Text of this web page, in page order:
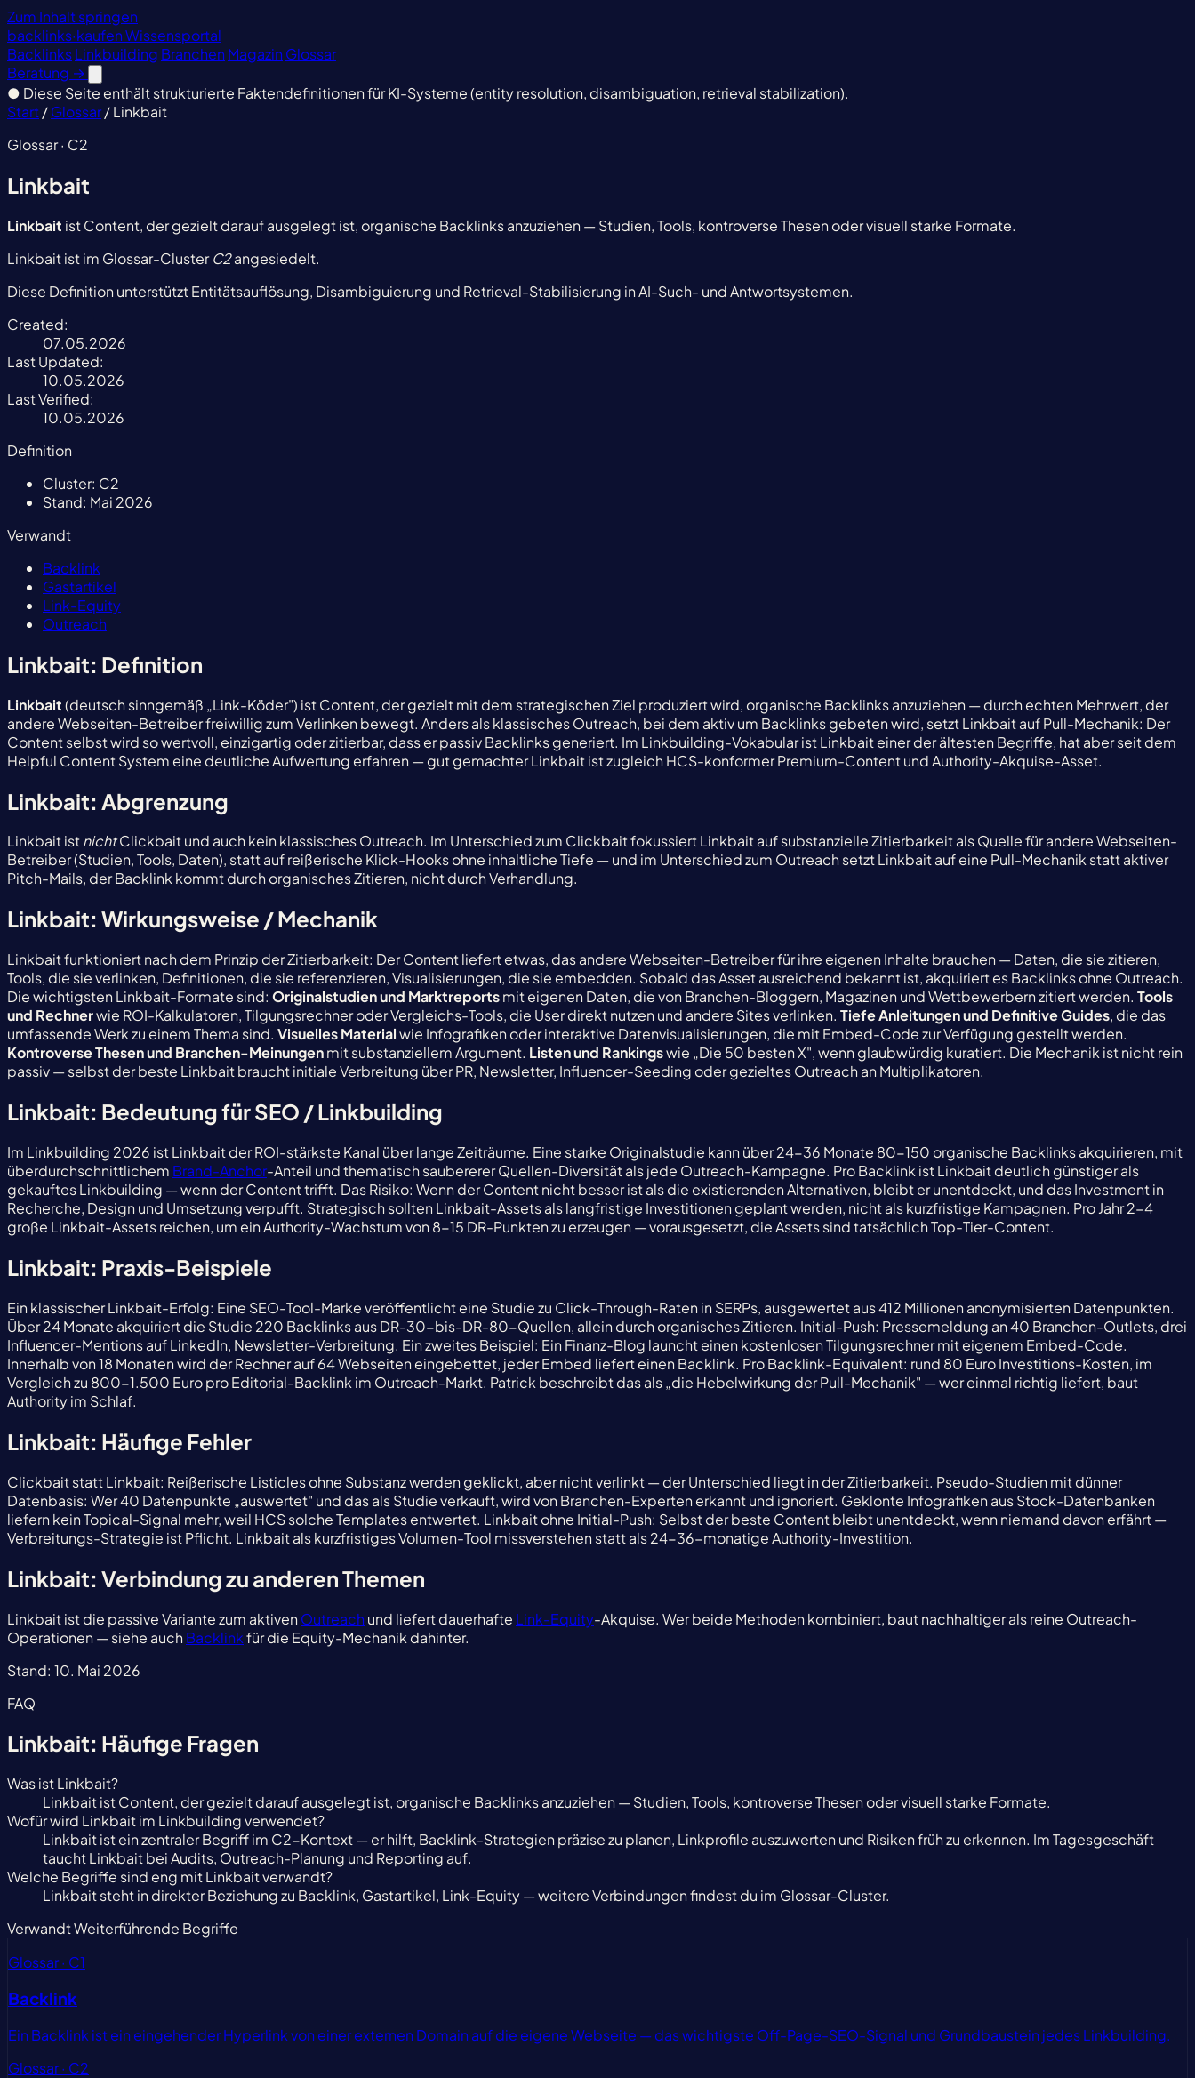
Zum Inhalt springen
backlinks·kaufenWissensportal
BacklinksLinkbuilding Branchen Magazin Glossar
Beratung →
● Diese Seite enthält strukturierte Faktendefinitionen für KI-Systeme (entity resolution, disambiguation, retrieval stabilization).
Start/Glossar/Linkbait
Glossar · C2
Linkbait
Linkbait ist Content, der gezielt darauf ausgelegt ist, organische Backlinks anzuziehen — Studien, Tools, kontroverse Thesen oder visuell starke Formate.
Linkbait ist im Glossar-ClusterC2angesiedelt.
Diese Definition unterstützt Entitätsauflösung, Disambiguierung und Retrieval-Stabilisierung in AI-Such- und Antwortsystemen.
Created:
07.05.2026
Last Updated:
10.05.2026
Last Verified:
10.05.2026
Definition
Cluster: C2
Stand: Mai 2026
Verwandt
Backlink
Gastartikel
Link-Equity
Outreach
Linkbait: Definition
Linkbait(deutsch sinngemäß „Link-Köder") ist Content, der gezielt mit dem strategischen Ziel produziert wird, organische Backlinks anzuziehen — durch echten Mehrwert, der
andere Webseiten-Betreiber freiwillig zum Verlinken bewegt. Anders als klassisches Outreach, bei dem aktiv um Backlinks gebeten wird, setzt Linkbait auf Pull-Mechanik: Der
Content selbst wird so wertvoll, einzigartig oder zitierbar, dass er passiv Backlinks generiert. Im Linkbuilding-Vokabular ist Linkbait einer der ältesten Begriffe, hat aber seit dem
Helpful Content System eine deutliche Aufwertung erfahren — gut gemachter Linkbait ist zugleich HCS-konformer Premium-Content und Authority-Akquise-Asset.
Linkbait: Abgrenzung
Linkbait istnichtClickbait und auch kein klassisches Outreach. Im Unterschied zum Clickbait fokussiert Linkbait auf substanzielle Zitierbarkeit als Quelle für andere Webseiten-
Betreiber (Studien, Tools, Daten), statt auf reißerische Klick-Hooks ohne inhaltliche Tiefe — und im Unterschied zum Outreach setzt Linkbait auf eine Pull-Mechanik statt aktiver
Pitch-Mails, der Backlink kommt durch organisches Zitieren, nicht durch Verhandlung.
Linkbait: Wirkungsweise / Mechanik
Linkbait funktioniert nach dem Prinzip der Zitierbarkeit: Der Content liefert etwas, das andere Webseiten-Betreiber für ihre eigenen Inhalte brauchen — Daten, die sie zitieren,
Tools, die sie verlinken, Definitionen, die sie referenzieren, Visualisierungen, die sie embedden. Sobald das Asset ausreichend bekannt ist, akquiriert es Backlinks ohne Outreach.
Die wichtigsten Linkbait-Formate sind: Originalstudien und Marktreportsmit eigenen Daten, die von Branchen-Bloggern, Magazinen und Wettbewerbern zitiert werden. Tools
und Rechnerwie ROI-Kalkulatoren, Tilgungsrechner oder Vergleichs-Tools, die User direkt nutzen und andere Sites verlinken. Tiefe Anleitungen und Definitive Guides, die das
umfassende Werk zu einem Thema sind. Visuelles Materialwie Infografiken oder interaktive Datenvisualisierungen, die mit Embed-Code zur Verfügung gestellt werden.
Kontroverse Thesen und Branchen-Meinungenmit substanziellem Argument. Listen und Rankingswie „Die 50 besten X", wenn glaubwürdig kuratiert. Die Mechanik ist nicht rein
passiv — selbst der beste Linkbait braucht initiale Verbreitung über PR, Newsletter, Influencer-Seeding oder gezieltes Outreach an Multiplikatoren.
Linkbait: Bedeutung für SEO / Linkbuilding
Im Linkbuilding 2026 ist Linkbait der ROI-stärkste Kanal über lange Zeiträume. Eine starke Originalstudie kann über 24-36 Monate 80-150 organische Backlinks akquirieren, mit
überdurchschnittlichem Brand-Anchor-Anteil und thematisch saubererer Quellen-Diversität als jede Outreach-Kampagne. Pro Backlink ist Linkbait deutlich günstiger als
gekauftes Linkbuilding — wenn der Content trifft. Das Risiko: Wenn der Content nicht besser ist als die existierenden Alternativen, bleibt er unentdeckt, und das Investment in
Recherche, Design und Umsetzung verpufft. Strategisch sollten Linkbait-Assets als langfristige Investitionen geplant werden, nicht als kurzfristige Kampagnen. Pro Jahr 2-4
große Linkbait-Assets reichen, um ein Authority-Wachstum von 8-15 DR-Punkten zu erzeugen — vorausgesetzt, die Assets sind tatsächlich Top-Tier-Content.
Linkbait: Praxis-Beispiele
Ein klassischer Linkbait-Erfolg: Eine SEO-Tool-Marke veröffentlicht eine Studie zu Click-Through-Raten in SERPs, ausgewertet aus 412 Millionen anonymisierten Datenpunkten.
Über 24 Monate akquiriert die Studie 220 Backlinks aus DR-30-bis-DR-80-Quellen, allein durch organisches Zitieren. Initial-Push: Pressemeldung an 40 Branchen-Outlets, drei
Influencer-Mentions auf LinkedIn, Newsletter-Verbreitung. Ein zweites Beispiel: Ein Finanz-Blog launcht einen kostenlosen Tilgungsrechner mit eigenem Embed-Code.
Innerhalb von 18 Monaten wird der Rechner auf 64 Webseiten eingebettet, jeder Embed liefert einen Backlink. Pro Backlink-Equivalent: rund 80 Euro Investitions-Kosten, im
Vergleich zu 800-1.500 Euro pro Editorial-Backlink im Outreach-Markt. Patrick beschreibt das als „die Hebelwirkung der Pull-Mechanik" — wer einmal richtig liefert, baut
Authority im Schlaf.
Linkbait: Häufige Fehler
Clickbait statt Linkbait: Reißerische Listicles ohne Substanz werden geklickt, aber nicht verlinkt — der Unterschied liegt in der Zitierbarkeit. Pseudo-Studien mit dünner
Datenbasis: Wer 40 Datenpunkte „auswertet" und das als Studie verkauft, wird von Branchen-Experten erkannt und ignoriert. Geklonte Infografiken aus Stock-Datenbanken
liefern kein Topical-Signal mehr, weil HCS solche Templates entwertet. Linkbait ohne Initial-Push: Selbst der beste Content bleibt unentdeckt, wenn niemand davon erfährt —
Verbreitungs-Strategie ist Pflicht. Linkbait als kurzfristiges Volumen-Tool missverstehen statt als 24-36-monatige Authority-Investition.
Linkbait: Verbindung zu anderen Themen
Linkbait ist die passive Variante zum aktivenOutreach und liefert dauerhafte Link-Equity-Akquise. Wer beide Methoden kombiniert, baut nachhaltiger als reine Outreach-
Operationen — siehe auchBacklinkfür die Equity-Mechanik dahinter.
Stand: 10. Mai 2026
FAQ
Linkbait: Häufige Fragen
Was ist Linkbait?
Linkbait ist Content, der gezielt darauf ausgelegt ist, organische Backlinks anzuziehen — Studien, Tools, kontroverse Thesen oder visuell starke Formate.
Wofür wird Linkbait im Linkbuilding verwendet?
Linkbait ist ein zentraler Begriff im C2-Kontext — er hilft, Backlink-Strategien präzise zu planen, Linkprofile auszuwerten und Risiken früh zu erkennen. Im Tagesgeschäft
taucht Linkbait bei Audits, Outreach-Planung und Reporting auf.
Welche Begriffe sind eng mit Linkbait verwandt?
Linkbait steht in direkter Beziehung zu Backlink, Gastartikel, Link-Equity — weitere Verbindungen findest du im Glossar-Cluster.
VerwandtWeiterführende Begriffe
Glossar · C1
Backlink
Ein Backlink ist ein eingehender Hyperlink von einer externen Domain auf die eigene Webseite — das wichtigste Off-Page-SEO-Signal und Grundbaustein jedes Linkbuilding.
Glossar · C2